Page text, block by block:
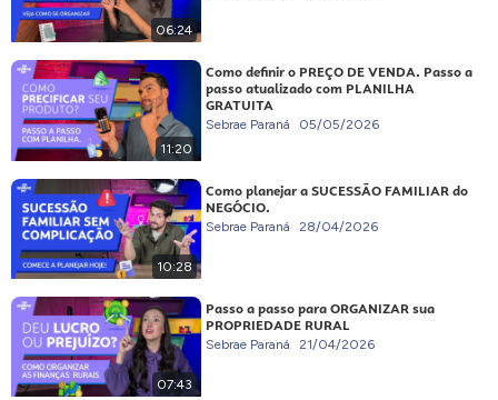
06:24
11:20
Como definir o PREÇO DE VENDA. Passo a
passo atualizado com PLANILHA
GRATUITA
Sebrae Paraná 05/05/2026
10:28
Como planejar a SUCESSÃO FAMILIAR do
NEGÓCIO.
Sebrae Paraná 28/04/2026
07:43
Passo a passo para ORGANIZAR sua
PROPRIEDADE RURAL
Sebrae Paraná 21/04/2026